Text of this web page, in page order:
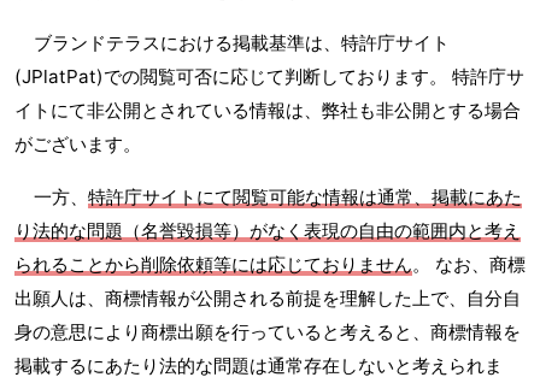
ブランドテラスにおける掲載基準は、特許庁サイト
(JPlatPat)での閲覧可否に応じて判断しております。 特許庁サ
イトにて非公開とされている情報は、弊社も非公開とする場合
がございます。
一方、 特許庁サイトにて閲覧可能な情報は通常、掲載にあた
り法的な問題（名誉毀損等）がなく表現の自由の範囲内と考え
られることから削除依頼等には応じておりません。 なお、商標
出願人は、商標情報が公開される前提を理解した上で、自分自
身の意思により商標出願を行っていると考えると、商標情報を
掲載するにあたり法的な問題は通常存在しないと考えられま